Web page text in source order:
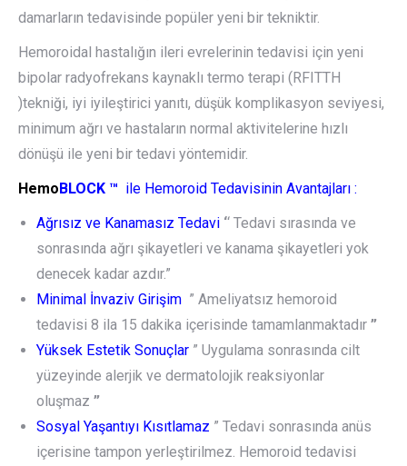
damarların tedavisinde popüler yeni bir tekniktir.
Hemoroidal hastalığın ileri evrelerinin tedavisi için yeni
bipolar radyofrekans kaynaklı termo terapi (RFITTH
)tekniği, iyi iyileştirici yanıtı, düşük komplikasyon seviyesi,
minimum ağrı ve hastaların normal aktivitelerine hızlı
dönüşü ile yeni bir tedavi yöntemidir.
HemoBLOCK ™ ile Hemoroid Tedavisinin Avantajları :
Ağrısız ve Kanamasız Tedavi ‘‘ Tedavi sırasında ve
sonrasında ağrı şikayetleri ve kanama şikayetleri yok
denecek kadar azdır.”
Minimal İnvaziv Girişim ” Ameliyatsız hemoroid
tedavisi 8 ila 15 dakika içerisinde tamamlanmaktadır ”
Yüksek Estetik Sonuçlar ” Uygulama sonrasında cilt
yüzeyinde alerjik ve dermatolojik reaksiyonlar
oluşmaz ”
Sosyal Yaşantıyı Kısıtlamaz ” Tedavi sonrasında anüs
içerisine tampon yerleştirilmez. Hemoroid tedavisi